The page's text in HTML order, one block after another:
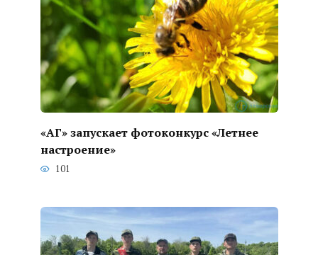
«АГ» запускает фотоконкурс «Летнее
настроение»
101